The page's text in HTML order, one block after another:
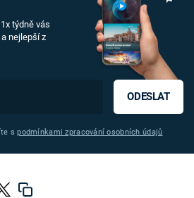
týdně vás
nejlepší z
ODESLAT
spodmínkami zpracování osobních údajů